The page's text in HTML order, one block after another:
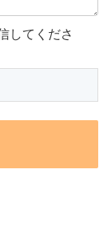
してくださ